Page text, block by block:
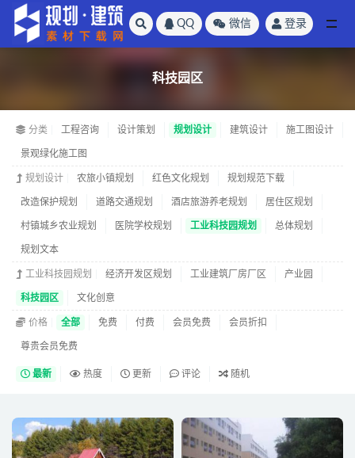
QQ 微信 登录
科技园区
分类 工程咨询 设计策划 规划设计 建筑设计 施工图设计
景观绿化施工图
规划设计 农旅小镇规划 红色文化规划 规划规范下载
改造保护规划 道路交通规划 酒店旅游养老规划 居住区规划
村镇城乡农业规划 医院学校规划 工业科技园规划 总体规划
规划文本
工业科技园规划 经济开发区规划 工业建筑厂房厂区 产业园
科技园区 文化创意
价格 全部 免费 付费 会员免费 会员折扣
尊贵会员免费
最新 热度 更新 评论 随机
全部